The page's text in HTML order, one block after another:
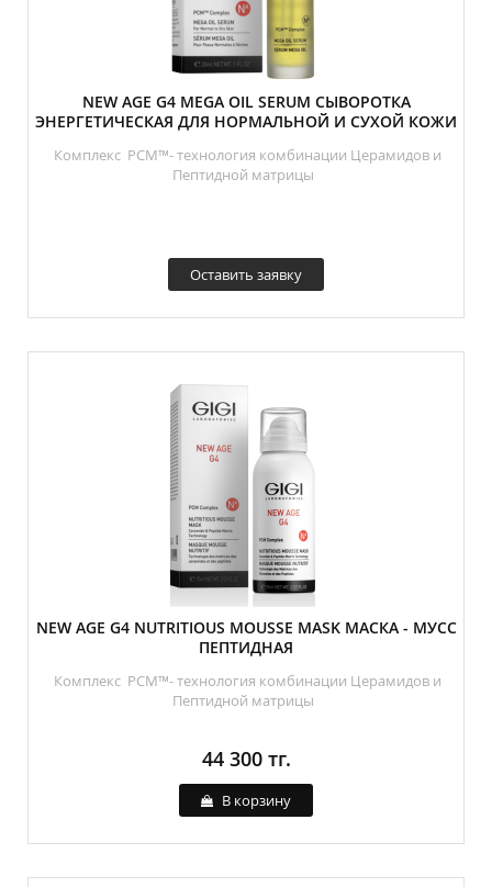
NEW AGE G4 MEGA OIL SERUM СЫВОРОТКА
ЭНЕРГЕТИЧЕСКАЯ ДЛЯ НОРМАЛЬНОЙ И СУХОЙ КОЖИ
Комплекс PCM™- технология комбинации Церамидов и
Пептидной матрицы
Оставить заявку
NEW AGE G4 NUTRITIOUS MOUSSE MASK МАСКА - МУСС
ПЕПТИДНАЯ
Комплекс PCM™- технология комбинации Церамидов и
Пептидной матрицы
44 300 тг.
В корзину